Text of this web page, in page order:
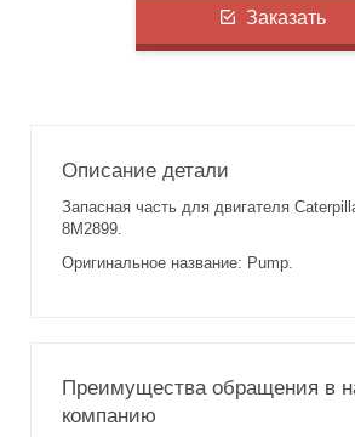
Заказать
Описание детали
Запасная часть для двигателя
8M2899.
Оригинальное название: Pump.
Преимущества обращения в
компанию